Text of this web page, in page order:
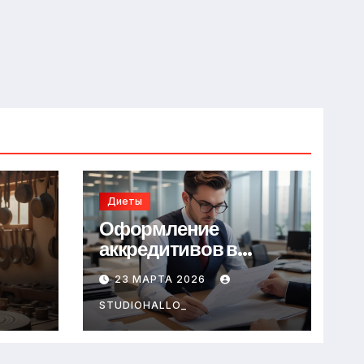
Диеты
Оформление
аккредитивов в
международной
торговле
23 МАРТА 2026
STUDIOHALLO_